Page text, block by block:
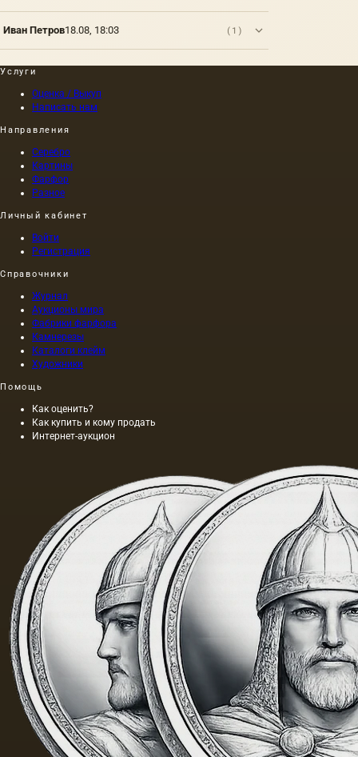
Иван Петров18.08, 18:03 (1)
Услуги
Оценка / Выкуп
Написать нам
Направления
Серебро
Картины
Фарфор
Разное
Личный кабинет
Войти
Регистрация
Справочники
Журнал
Аукционы мира
Фабрики фарфора
Камнерезы
Каталоги клейм
Художники
Помощь
Как оценить?
Как купить и кому продать
Интернет-аукцион